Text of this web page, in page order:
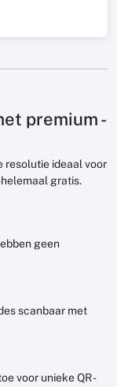
premium -
resolutie ideaal voor
gratis.
geen
scanbaar met
voor unieke QR -